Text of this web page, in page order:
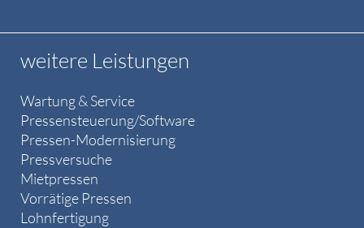
weitere Leistungen
Wartung & Service
Pressensteuerung/Software
Pressen-Modernisierung
Pressversuche
Mietpressen
Vorrätige Pressen
Lohnfertigung